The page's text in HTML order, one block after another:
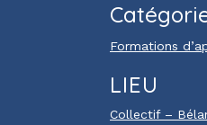
Formations
LIEU
Collectif –